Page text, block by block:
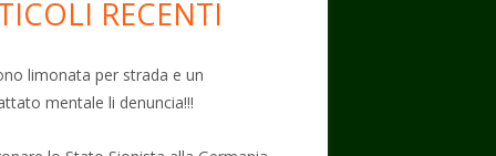
RECENTI
limonata per strada e un
mentale li denuncia!!!